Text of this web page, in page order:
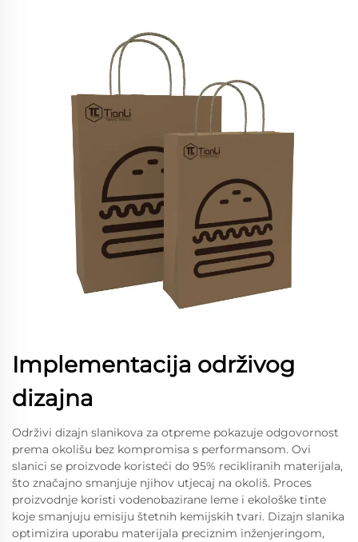
Implementacija održivog
dizajna
Održivi dizajn slanikova za otpreme pokazuje odgovornost
prema okolišu bez kompromisa s performansom. Ovi
slanici se proizvode koristeći do 95% recikliranih materijala,
što značajno smanjuje njihov utjecaj na okoliš. Proces
proizvodnje koristi vodenobazirane leme i ekološke tinte
koje smanjuju emisiju štetnih kemijskih tvari. Dizajn slanika
optimizira uporabu materijala preciznim inženjeringom,